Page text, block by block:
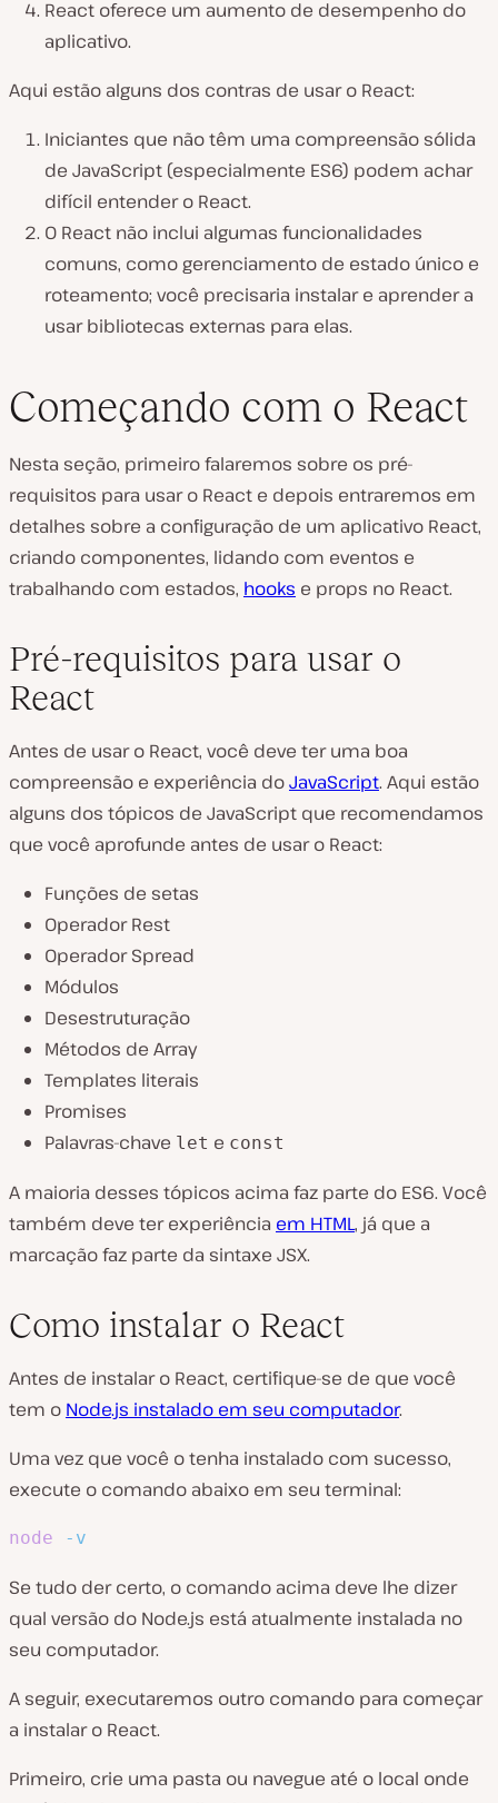
React oferece um aumento de desempenho do
aplicativo.
Aqui estão alguns dos contras de usar o React:
Iniciantes que não têm uma compreensão sólida
de JavaScript (especialmente ES6) podem achar
difícil entender o React.
O React não inclui algumas funcionalidades
comuns, como gerenciamento de estado único e
roteamento; você precisaria instalar e aprender a
usar bibliotecas externas para elas.
Começando com o React
Nesta seção, primeiro falaremos sobre os pré-
requisitos para usar o React e depois entraremos em
detalhes sobre a configuração de um aplicativo React,
criando componentes, lidando com eventos e
trabalhando com estados, hooks e props no React.
Pré-requisitos para usar o
React
Antes de usar o React, você deve ter uma boa
compreensão e experiência doJavaScript. Aqui estão
alguns dos tópicos de JavaScript que recomendamos
que você aprofunde antes de usar o React:
Funções de setas
Operador Rest
Operador Spread
Módulos
Desestruturação
Métodos de Array
Templates literais
Promises
Palavras-chave let e const
A maioria desses tópicos acima faz parte do ES6. Você
também deve ter experiência em HTML, já que a
marcação faz parte da sintaxe JSX.
Como instalar o React
Antes de instalar o React, certifique-se de que você
tem o Node.js instalado em seu computador.
Uma vez que você o tenha instalado com sucesso,
execute o comando abaixo em seu terminal:
node -v
Se tudo der certo, o comando acima deve lhe dizer
qual versão do Node.js está atualmente instalada no
seu computador.
A seguir, executaremos outro comando para começar
a instalar o React.
Primeiro, crie uma pasta ou navegue até o local onde